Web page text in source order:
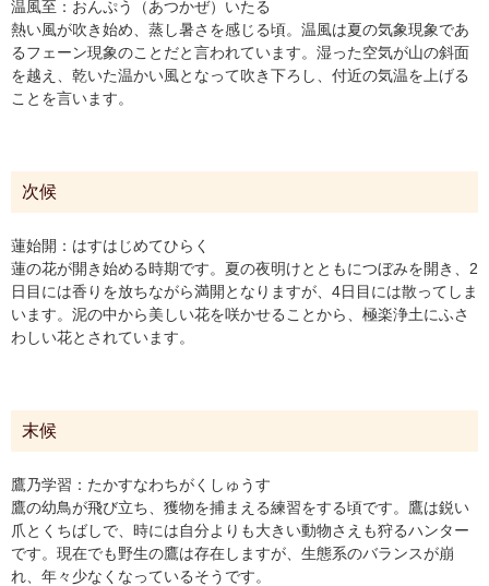
温風至：おんぷう（あつかぜ）いたる
熱い風が吹き始め、蒸し暑さを感じる頃。温風は夏の気象現象であ
るフェーン現象のことだと言われています。湿った空気が山の斜面
を越え、乾いた温かい風となって吹き下ろし、付近の気温を上げる
ことを言います。
次候
蓮始開：はすはじめてひらく
蓮の花が開き始める時期です。夏の夜明けとともにつぼみを開き、2
日目には香りを放ちながら満開となりますが、4日目には散ってしま
います。泥の中から美しい花を咲かせることから、極楽浄土にふさ
わしい花とされています。
末候
鷹乃学習：たかすなわちがくしゅうす
鷹の幼鳥が飛び立ち、獲物を捕まえる練習をする頃です。鷹は鋭い
爪とくちばしで、時には自分よりも大きい動物さえも狩るハンター
です。現在でも野生の鷹は存在しますが、生態系のバランスが崩
れ、年々少なくなっているそうです。